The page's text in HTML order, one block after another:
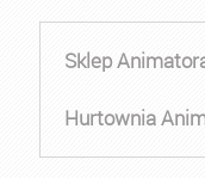
Sklep
Hurtownia